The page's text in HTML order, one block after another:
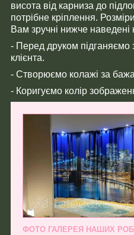
висота від карниза до
потрібне кріплення.
Вам зручні нижче наведені
- Перед друком підганяємо
клієнта.
- Створюємо колажі за
- Коригуємо колір
ФОТО ГАЛЕРЕЯ НАШИХ